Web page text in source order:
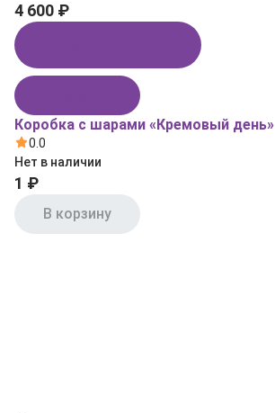
4 600 ₽
Коробка с шарами «Кремовый день»
0.0
Нет в наличии
1 ₽
В корзину